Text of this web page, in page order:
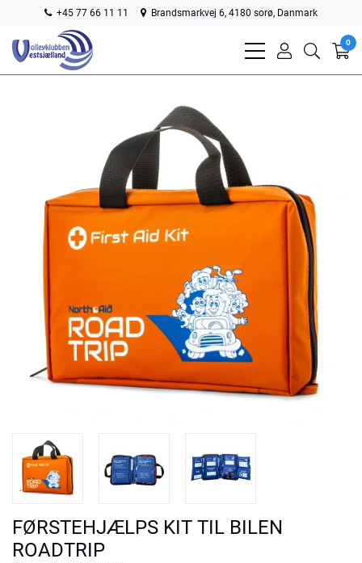
+45 77 66 11 11 Brandsmarkvej 6, 4180 sorø, Danmark
bars
user
search
0
FØRSTEHJÆLPS KIT TIL BILEN
ROADTRIP